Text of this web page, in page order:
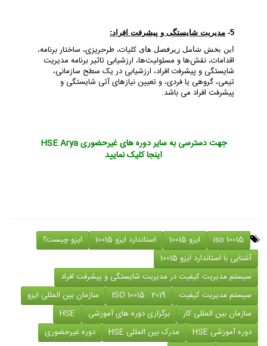
5- ﻣﺪﯾﺮﯾﺖ ﺷﺎﯾﺴﺘﮕﯽ و ﭘﯿﺸﺮﻓﺖ افراد:
این بخش شامل زیرفصل های کلیات، ﻃﺮحرﯾﺰی، ﺳﺎﺧﺘﺎر ﺑﺮﻧﺎﻣﻪ،
اﻗﺪاﻣﺎت، ﻧﻘﺶﻫﺎ و ﻣﺴﺌﻮﻟﯿﺖﻫﺎ، ارزﺷﯿﺎﺑﯽ ﺗﺎﺛﯿﺮ ﺑﺮﻧﺎﻣﻪ ﻣﺪﯾﺮﯾﺖ
ﺷﺎﯾﺴﺘﮕﯽ و ﭘﯿﺸﺮﻓت افراد، ارزﺷﯿﺎﺑﯽ در ﯾﮏ ﺳﻄﺢ ﺳﺎزﻣﺎﻧﯽ،
ﺗﯿﻤﯽ، ﮔﺮوﻫﯽ ﯾﺎ ﻓﺮدی، و ﺗﻌﯿﯿﻦ ﻧﯿﺎزﻫﺎی آﺗﯽ ﺷﺎﯾﺴﺘﮕﯽ و
ﭘﯿﺸﺮﻓﺖ اﻓﺮاد می باشد.
جهت دسترسی به سایر دوره های غیرحضوری HSE Arya
اینجا کلیک نمایید
iso 10015 ایزو 10015 استاندارد ایزو 10015
ایزو چیست؟
آشنایی با استاندارد ایزو 10015
سیستم مدیریت کیفیت در مدیریت شایستگی و پیشرفت افراد
سیستم مدیریت کیفیت
ISO 10015 : 2019
سازمان بین المللی ایزو
سازمان بین المللی کار
برگزاری دوره های آموزشی
HSE
دوره آموزشی HSE
مدرک بین المللی HSE
دوره غیرحضوری